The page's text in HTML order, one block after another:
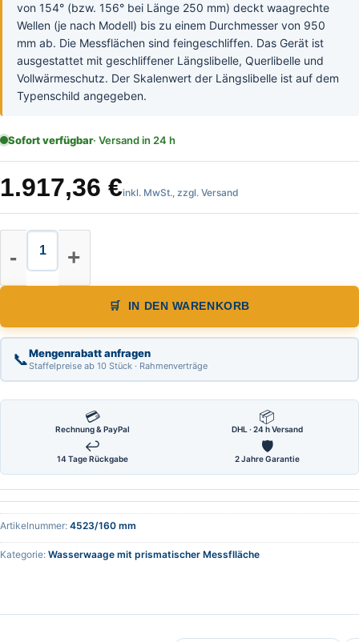
von 154° (bzw. 156° bei Länge 250 mm) deckt waagrechte
Wellen (je nach Modell) bis zu einem Durchmesser von 950
mm ab. Die Messflächen sind feingeschliffen. Das Gerät ist
ausgestattet mit geschliffener Längslibelle, Querlibelle und
Vollwärmeschutz. Der Skalenwert der Längslibelle ist auf dem
Typenschild angegeben.
Sofort verfügbar· Versand in 24 h
1.917,36 €inkl. MwSt., zzgl. Versand
Röckle Wasserwaaage mit
IN DEN WARENKORB
📞Mengenrabatt anfragen
Staffelpreise ab 10 Stück · Rahmenverträge
💳
Rechnung & PayPal
📦
DHL · 24 h Versand
↩
14 Tage Rückgabe
🛡
2 Jahre Garantie
Artikelnummer: 4523/160 mm
Kategorie: Wasserwaage mit prismatischer Messflläche